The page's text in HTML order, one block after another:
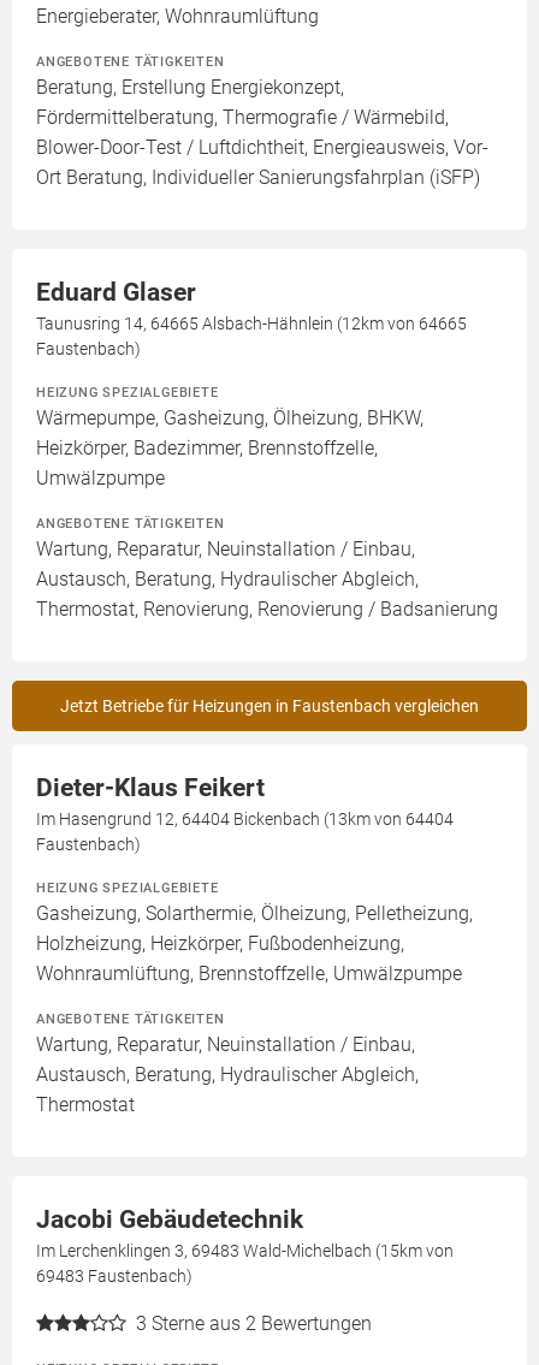
Energieberater, Wohnraumlüftung
ANGEBOTENE TÄTIGKEITEN
Beratung, Erstellung Energiekonzept,
Fördermittelberatung, Thermografie / Wärmebild,
Blower-Door-Test / Luftdichtheit, Energieausweis, Vor-
Ort Beratung, Individueller Sanierungsfahrplan (iSFP)
Eduard Glaser
Taunusring 14, 64665 Alsbach-Hähnlein (12km von 64665
Faustenbach)
HEIZUNG SPEZIALGEBIETE
Wärmepumpe, Gasheizung, Ölheizung, BHKW,
Heizkörper, Badezimmer, Brennstoffzelle,
Umwälzpumpe
ANGEBOTENE TÄTIGKEITEN
Wartung, Reparatur, Neuinstallation / Einbau,
Austausch, Beratung, Hydraulischer Abgleich,
Thermostat, Renovierung, Renovierung / Badsanierung
Jetzt Betriebe für Heizungen in Faustenbach vergleichen
Dieter-Klaus Feikert
Im Hasengrund 12, 64404 Bickenbach (13km von 64404
Faustenbach)
HEIZUNG SPEZIALGEBIETE
Gasheizung, Solarthermie, Ölheizung, Pelletheizung,
Holzheizung, Heizkörper, Fußbodenheizung,
Wohnraumlüftung, Brennstoffzelle, Umwälzpumpe
ANGEBOTENE TÄTIGKEITEN
Wartung, Reparatur, Neuinstallation / Einbau,
Austausch, Beratung, Hydraulischer Abgleich,
Thermostat
Jacobi Gebäudetechnik
Im Lerchenklingen 3, 69483 Wald-Michelbach (15km von
69483 Faustenbach)
3 Sterne aus 2 Bewertungen